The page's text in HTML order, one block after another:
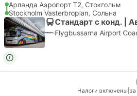
Арланда Аэропорт T2, Стокгольм
Stockholm Vasterbroplan, Сольна
Стандарт с конд. |
Flygbussarna Airport
Налоги включены